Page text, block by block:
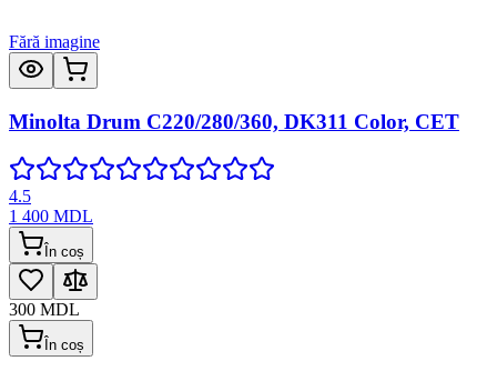
Fără imagine
Minolta Drum C220/280/360, DK311 Color, CET
4.5
1 400 MDL
În coș
300 MDL
În coș